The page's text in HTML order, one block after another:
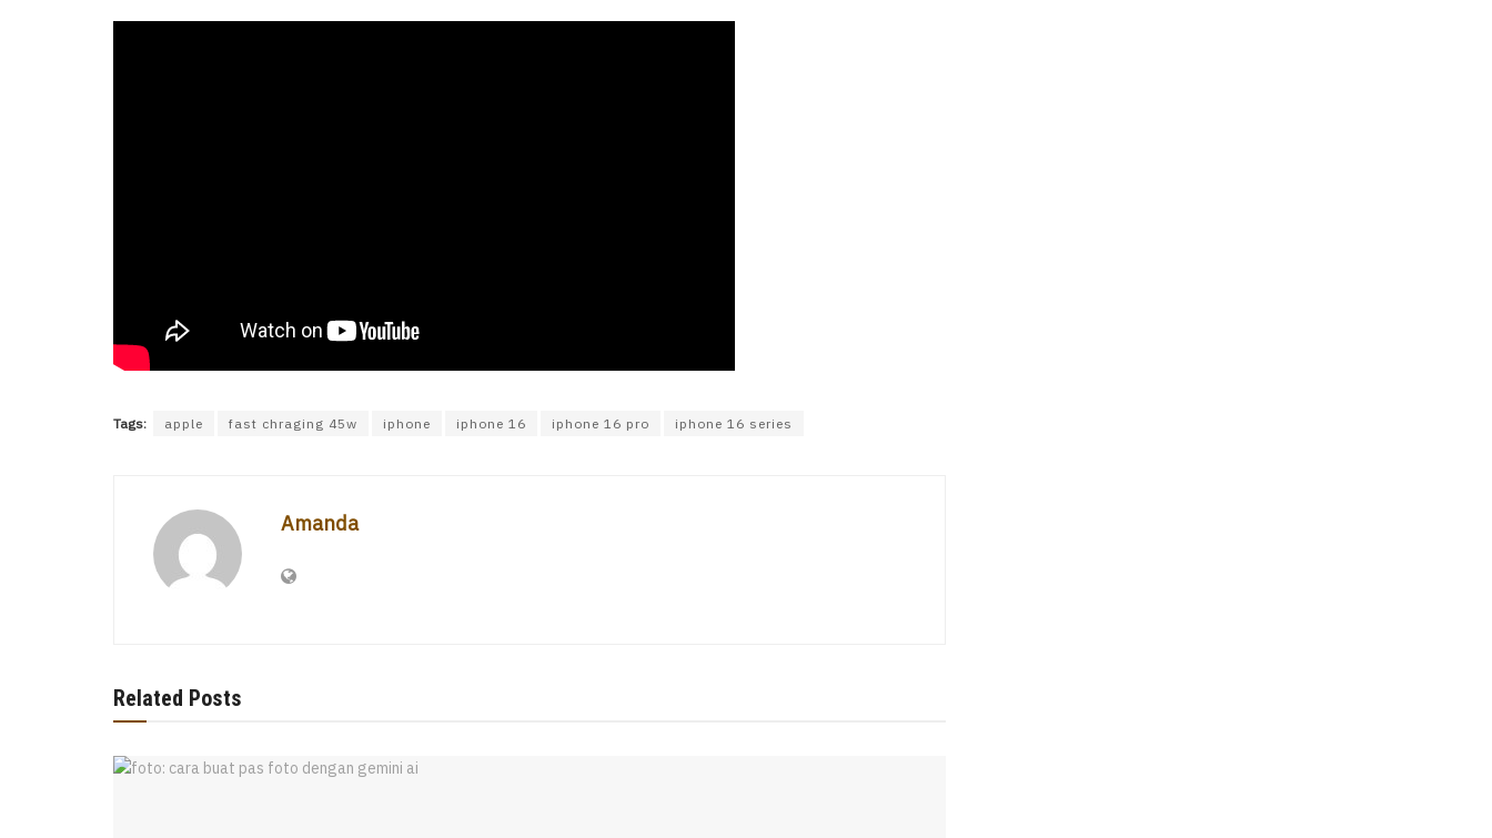
Tags: apple fast chraging 45w iphone iphone 16 iphone 16 pro iphone 16 series
Amanda
Related Posts